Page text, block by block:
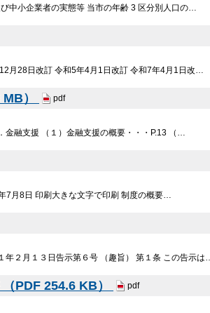
中小企業者の実態等 当市の年齢 3 区分別人口の…
月28日改訂 令和5年4月1日改訂 令和7年4月1日改…
） pdf
融支援 （１）金融支援の概要・・・P.13 （…
月8日 印刷大きな文字で印刷 制度の概要…
２月１３日告示第６号 （趣旨） 第１条 この告示は…
PDF 254.6 KB） pdf